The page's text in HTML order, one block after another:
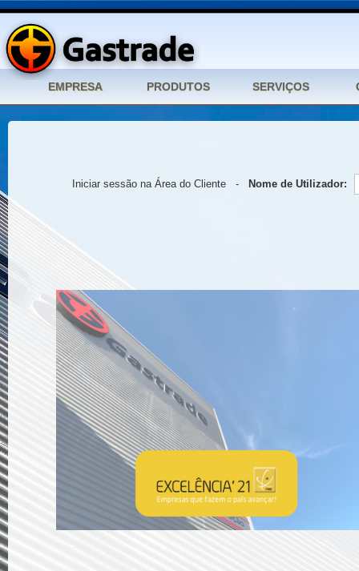
Iniciar sessão na Área do Cliente - Nome de Utilizador: